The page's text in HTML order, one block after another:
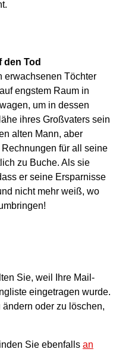
den Tod
erwachsenen Töchter
engstem Raum in
um in dessen
ihres Großvaters sein
alten Mann, aber
für all seine
zu Buche. Als sie
er seine Ersparnisse
nicht mehr weiß, wo
Sie, weil Ihre Mail-
eingetragen wurde.
oder zu löschen,
Sie ebenfalls an